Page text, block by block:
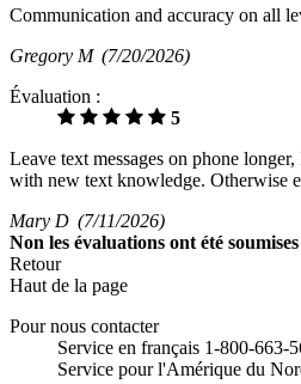
Communication and accuracy on all
Gregory M (7/20/2026)
Évaluation :
5
Leave text messages on phone
with new text knowledge. Otherwise
Mary D (7/11/2026)
Non les évaluations ont été
Retour
Haut de la page
Pour nous contacter
Service en français 1-800-663-
Service pour l'Amérique du